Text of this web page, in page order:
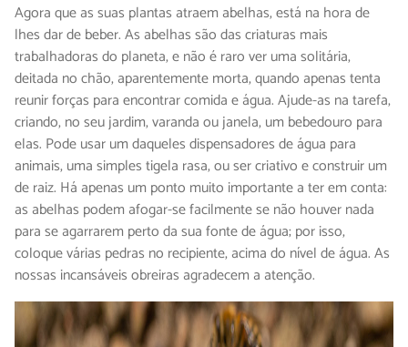
Agora que as suas plantas atraem abelhas, está na hora de
lhes dar de beber. As abelhas são das criaturas mais
trabalhadoras do planeta, e não é raro ver uma solitária,
deitada no chão, aparentemente morta, quando apenas tenta
reunir forças para encontrar comida e água. Ajude-as na tarefa,
criando, no seu jardim, varanda ou janela, um bebedouro para
elas. Pode usar um daqueles dispensadores de água para
animais, uma simples tigela rasa, ou ser criativo e construir um
de raiz. Há apenas um ponto muito importante a ter em conta:
as abelhas podem afogar-se facilmente se não houver nada
para se agarrarem perto da sua fonte de água; por isso,
coloque várias pedras no recipiente, acima do nível de água. As
nossas incansáveis obreiras agradecem a atenção.